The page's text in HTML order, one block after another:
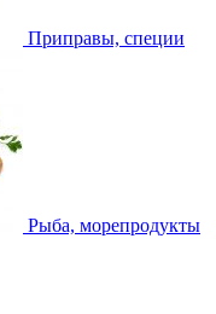
Приправы, специи
Рыба, морепродукты